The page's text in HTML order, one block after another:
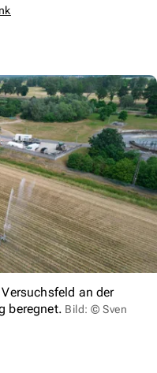
an der
beregnet. Bild: © Sven